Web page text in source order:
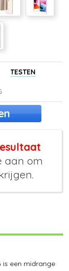
TESTEN
aan om
is een midrange